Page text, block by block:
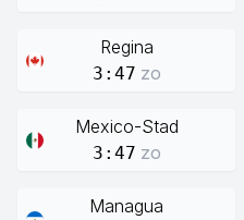
Regina
3:47 zo
Mexico-Stad
3:47 zo
Managua